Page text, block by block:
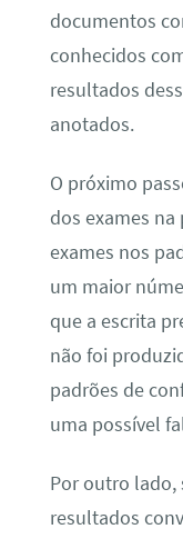
documentos
conhecidos
resultados
anotados.
O próximo
dos exames
exames nos
um maior
que a escrita
não foi
padrões de
uma possível
Por outro lado,
resultados